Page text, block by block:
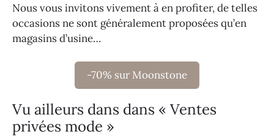
Nous vous invitons vivement à en profiter, de telles
occasions ne sont généralement proposées qu’en
magasins d’usine…
-70% sur Moonstone
Vu ailleurs dans dans « Ventes
privées mode »